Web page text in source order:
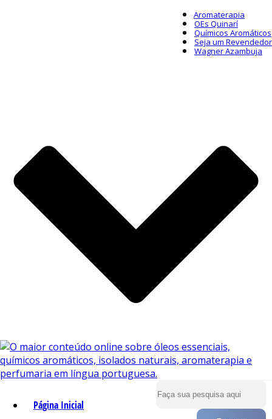
Aromaterapia
OEs Quinarí
Químicos Aromáticos
Seja um Revendedor
Wagner Azambuja
Página Inicial